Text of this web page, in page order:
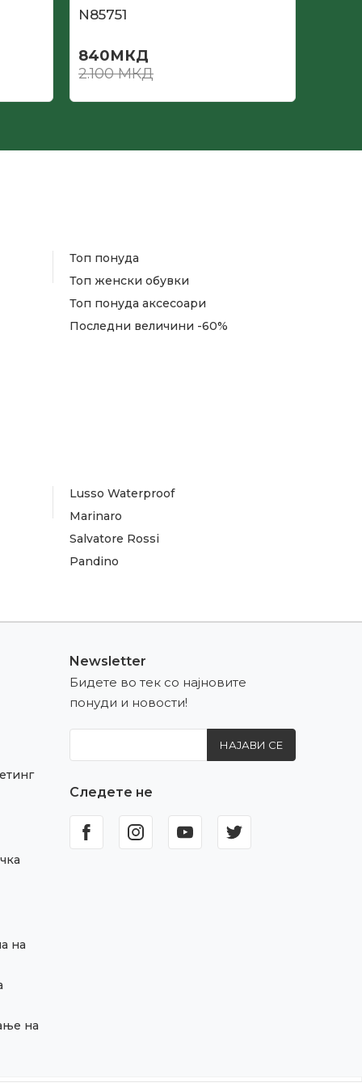
N85751
840МКД
2.100МКД
Топ понуда
Топ женски обувки
Топ понуда аксесоари
Последни величини -60%
Lusso Waterproof
Marinaro
Salvatore Rossi
Pandino
на
на
Newsletter
Бидете во тек со најновите
понуди и новости!
НАЈАВИ СЕ
Следете не